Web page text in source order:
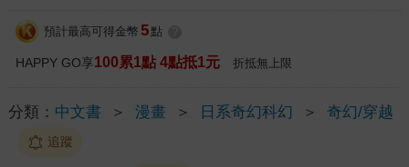
預計最高可得金幣 5 點
HAPPY GO享100累1點 4點抵1元 折抵無上限
分類： 中文書 ＞ 漫畫 ＞ 日系奇幻科幻 ＞ 奇幻/穿越
追蹤